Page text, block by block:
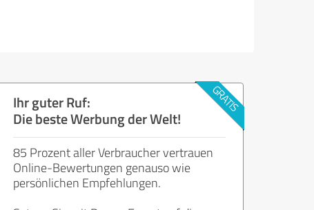
Ihr guter Ruf:
Die beste Werbung der Welt!
85 Prozent aller Verbraucher vertrauen
Online-Bewertungen genauso wie
persönlichen Empfehlungen.